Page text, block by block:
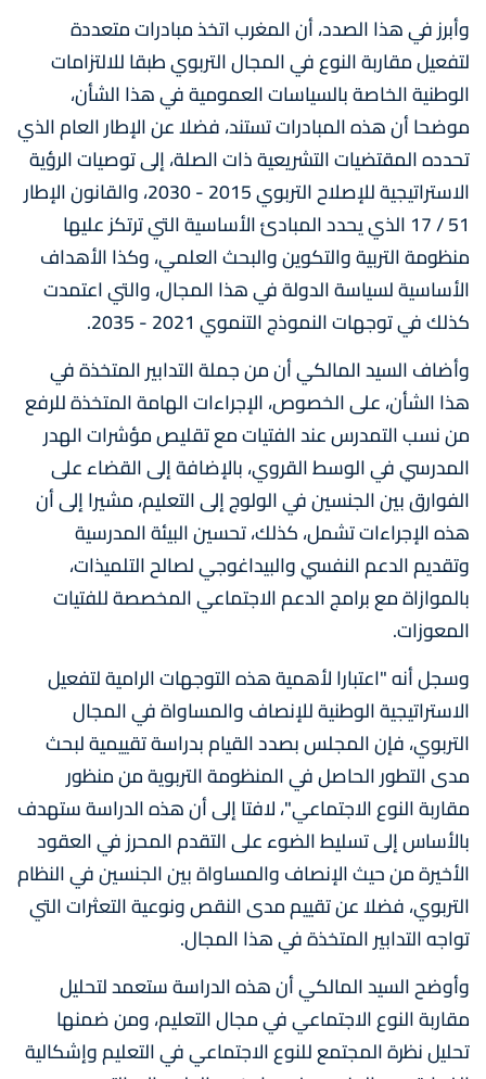
وأبرز في هذا الصدد، أن المغرب اتخذ مبادرات متعددة
لتفعيل مقاربة النوع في المجال التربوي طبقا للالتزامات
الوطنية الخاصة بالسياسات العمومية في هذا الشأن،
موضحا أن هذه المبادرات تستند، فضلا عن الإطار العام الذي
تحدده المقتضيات التشريعية ذات الصلة، إلى توصيات الرؤية
الاستراتيجية للإصلاح التربوي 2015 - 2030، والقانون الإطار
51 / 17 الذي يحدد المبادئ الأساسية التي ترتكز عليها
منظومة التربية والتكوين والبحث العلمي، وكذا الأهداف
الأساسية لسياسة الدولة في هذا المجال، والتي اعتمدت
كذلك في توجهات النموذج التنموي 2021 - 2035.
وأضاف السيد المالكي أن من جملة التدابير المتخذة في
هذا الشأن، على الخصوص، الإجراءات الهامة المتخذة للرفع
من نسب التمدرس عند الفتيات مع تقليص مؤشرات الهدر
المدرسي في الوسط القروي، بالإضافة إلى القضاء على
الفوارق بين الجنسين في الولوج إلى التعليم، مشيرا إلى أن
هذه الإجراءات تشمل، كذلك، تحسين البيئة المدرسية
وتقديم الدعم النفسي والبيداغوجي لصالح التلميذات،
بالموازاة مع برامج الدعم الاجتماعي المخصصة للفتيات
المعوزات.
وسجل أنه "اعتبارا لأهمية هذه التوجهات الرامية لتفعيل
الاستراتيجية الوطنية للإنصاف والمساواة في المجال
التربوي، فإن المجلس بصدد القيام بدراسة تقييمية لبحث
مدى التطور الحاصل في المنظومة التربوية من منظور
مقاربة النوع الاجتماعي"، لافتا إلى أن هذه الدراسة ستهدف
بالأساس إلى تسليط الضوء على التقدم المحرز في العقود
الأخيرة من حيث الإنصاف والمساواة بين الجنسين في النظام
التربوي، فضلا عن تقييم مدى النقص ونوعية التعثرات التي
تواجه التدابير المتخذة في هذا المجال.
وأوضح السيد المالكي أن هذه الدراسة ستعمد لتحليل
مقاربة النوع الاجتماعي في مجال التعليم، ومن ضمنها
تحليل نظرة المجتمع للنوع الاجتماعي في التعليم وإشكالية